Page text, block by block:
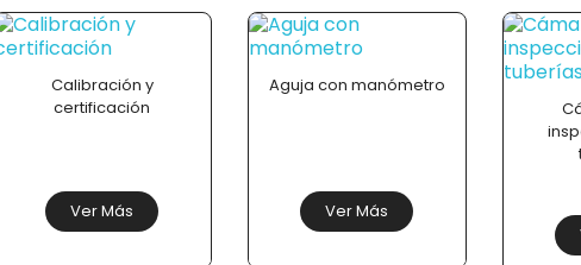
Calibración y
certificación
Ver Más
Aguja con manómetro
Ver Más